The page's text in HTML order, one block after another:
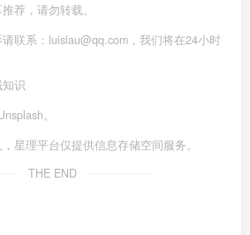
荐，请勿转载。
联系：luislau@qq.com，我们将在24小时
识
。
星理平台仅提供信息存储空间服务。
THE END